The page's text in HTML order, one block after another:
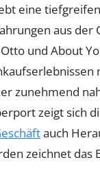
eine
aus
und About
zunehmend
zeigt sich
auch
zeichnet